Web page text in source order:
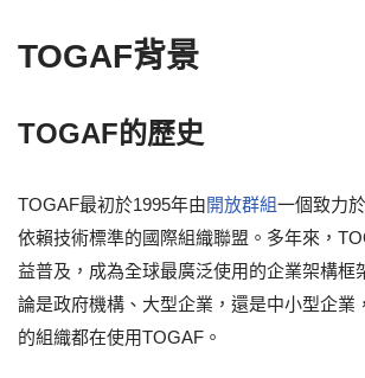
TOGAF背景
TOGAF的歷史
TOGAF最初於1995年由開放群組一個致力
依賴技術標準的國際組織聯盟。多年來，
益普及，成為全球最廣泛使用的企業架構框
論是政府機構、大型企業，還是中小型企業
的組織都在使用TOGAF。